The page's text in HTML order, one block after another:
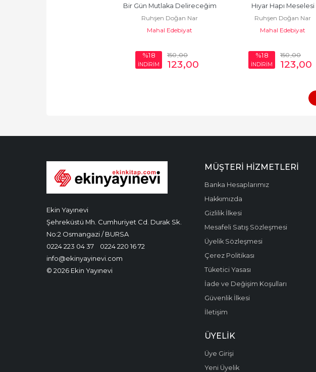
Bir Gün Mutlaka Delireceğim
Ruhşen Doğan Nar
Mahal Edebiyat
%18
İNDİRİM
150,00
123,00
Hıyar Hapı Meselesi
Ruhşen Doğan Nar
Mahal Edebiyat
%18
İNDİRİM
150,00
123,00
Ekin Yayınevi
Şehreküstü Mh. Cumhuriyet Cd. Durak Sk.
No:2 Osmangazi / BURSA
0224 223 04 37
0224 220 16 72
info@ekinyayinevi.com
© 2026 Ekin Yayınevi
MÜŞTERI HIZMETLERI
Banka Hesaplarımız
Hakkımızda
Gizlilik İlkesi
Mesafeli Satış Sözleşmesi
Üyelik Sözleşmesi
Çerez Politikası
Tüketici Yasası
İade ve Değişim Koşulları
Güvenlik İlkesi
İletişim
ÜYELIK
Üye Girişi
Yeni Üyelik